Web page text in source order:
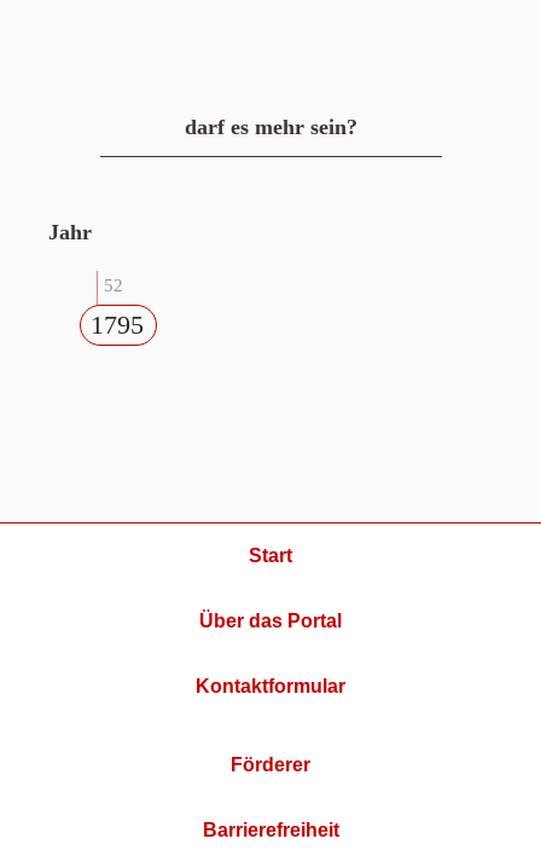
darf es mehr sein?
Jahr
52
1795
Start
Über das Portal
Kontaktformular
Förderer
Barrierefreiheit